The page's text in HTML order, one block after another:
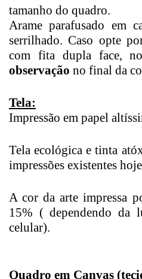
tamanho do quadro.
Arame parafusado em
serrilhado. Caso opte
com fita dupla face,
observação no final da
Tela:
Impressão em papel
Tela ecológica e tinta
impressões existentes
A cor da arte impressa
15% ( dependendo da
celular).
Quadro em Canvas